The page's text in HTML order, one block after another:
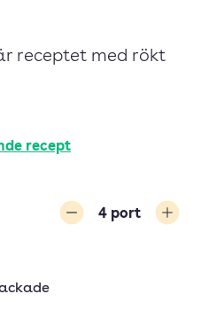
receptet med rökt
recept
4 port